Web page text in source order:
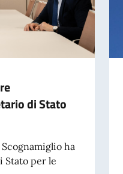
di Stato
ha
Stato per le